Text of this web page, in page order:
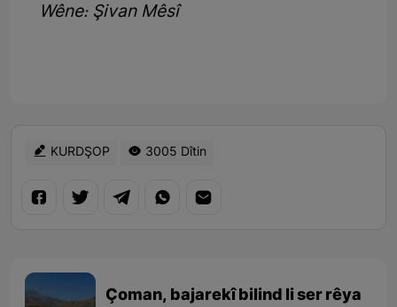
Wêne: Şivan Mêsî
KURDŞOP 3005 Dîtin
Çoman, bajarekî bilind li ser rêya